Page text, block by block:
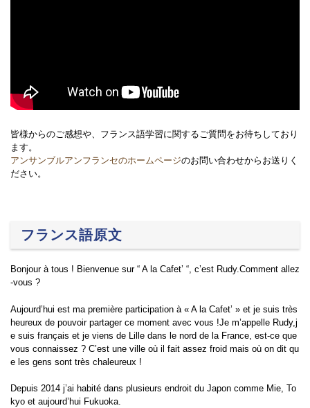
皆様からのご感想や、フランス語学習に関するご質問をお待ちしており
ます。
アンサンブルアンフランセのホームページのお問い合わせからお送りく
ださい。
フランス語原文
Bonjour à tous ! Bienvenue sur “ A la Cafet’ “, c’est Rudy.Comment allez
-vous ?
Aujourd’hui est ma première participation à « A la Cafet’ » et je suis très
heureux de pouvoir partager ce moment avec vous !Je m’appelle Rudy,j
e suis français et je viens de Lille dans le nord de la France, est-ce que
vous connaissez ? C’est une ville où il fait assez froid mais où on dit qu
e les gens sont très chaleureux !
Depuis 2014 j’ai habité dans plusieurs endroit du Japon comme Mie, To
kyo et aujourd’hui Fukuoka.